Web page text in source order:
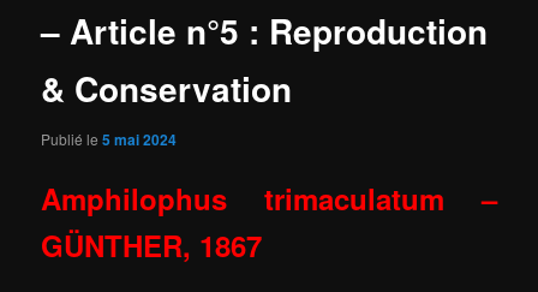
– Article n°5 : Reproduction
& Conservation
Publié le5 mai 2024
Amphilophus trimaculatum –
GÜNTHER, 1867